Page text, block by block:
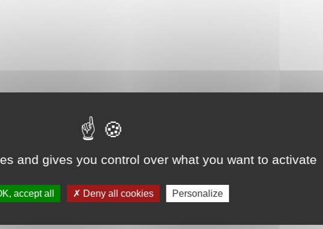
and gives you control over what you want to activate
accept all Deny all cookies Personalize